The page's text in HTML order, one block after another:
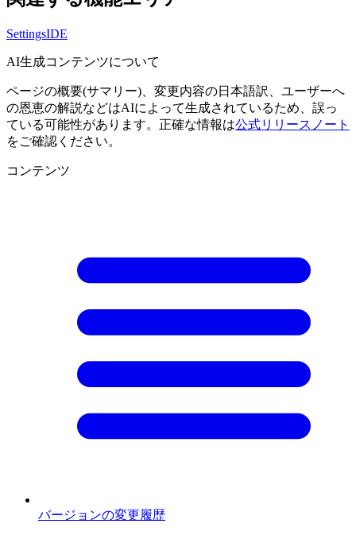
SettingsIDE
AI生成コンテンツについて
ページの概要(サマリー)、変更内容の日本語訳、ユーザーへ
の恩恵の解説などはAIによって生成されているため、誤っ
ている可能性があります。正確な情報は公式リリースノート
をご確認ください。
コンテンツ
バージョンの変更履歴